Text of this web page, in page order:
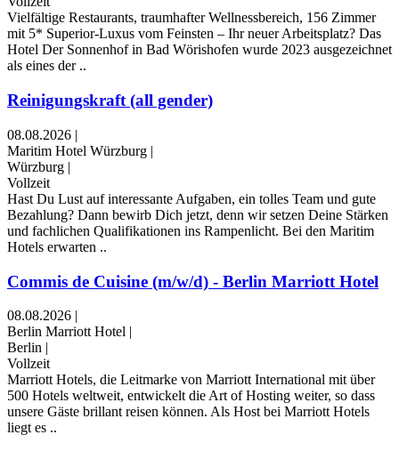
Vielfältige Restaurants, traumhafter Wellnessbereich, 156 Zimmer
mit 5* Superior-Luxus vom Feinsten – Ihr neuer Arbeitsplatz? Das
Hotel Der Sonnenhof in Bad Wörishofen wurde 2023 ausgezeichnet
als eines der ..
Reinigungskraft (all gender)
08.08.2026 |
Maritim Hotel Würzburg |
Würzburg |
Vollzeit
Hast Du Lust auf interessante Aufgaben, ein tolles Team und gute
Bezahlung? Dann bewirb Dich jetzt, denn wir setzen Deine Stärken
und fachlichen Qualifikationen ins Rampenlicht. Bei den Maritim
Hotels erwarten ..
Commis de Cuisine (m/w/d) - Berlin Marriott Hotel
08.08.2026 |
Berlin Marriott Hotel |
Berlin |
Vollzeit
Marriott Hotels, die Leitmarke von Marriott International mit über
500 Hotels weltweit, entwickelt die Art of Hosting weiter, so dass
unsere Gäste brillant reisen können. Als Host bei Marriott Hotels
liegt es ..